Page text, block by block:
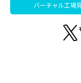
バーチャル工場